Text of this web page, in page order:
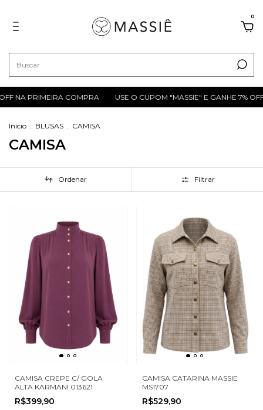
0
NA PRIMEIRA COMPRA USE O CUPOM "MASSIE" E GANHE 7%
Início . BLUSAS . CAMISA
CAMISA
Ordenar Filtrar
CAMISA CREPE C/ GOLA
ALTA KARMANI 013621
R$399,90
CAMISA CATARINA MASSIE
MS1707
R$529,90